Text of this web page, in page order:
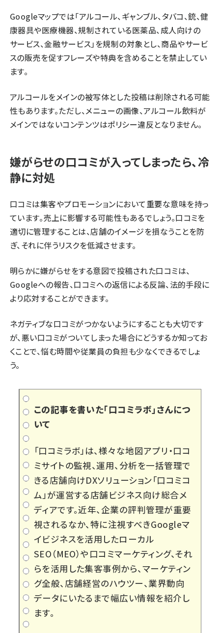
Googleマップでは「アルコール、ギャンブル、タバコ、銃、健
康器具や医療機器、規制されている医薬品、成人向けの
サービス、金融サービス」を規制の対象とし、商品やサービ
スの販売を促すフレーズや特典を含めることを禁止してい
ます。
アルコールをメインの被写体とした投稿は削除される可能
性もあります。ただし、メニューの画像、アルコール飲料が
メインではないコンテンツはポリシー違反となりません。
嫌がらせの口コミが入ってしまったら、冷
静に対処
口コミは集客やプロモーションにおいて重要な意味を持っ
ています。売上に影響する可能性もあるでしょう。口コミを
適切に管理することは、店舗のイメージを損なうことを防
ぎ、それに伴うリスクを低減させます。
明らかに嫌がらせをする意図で投稿された口コミは、
Googleへの報告、口コミへの返信による反論、法的手段に
より応対することができます。
ネガティブな口コミがつかないようにすることも大切です
が、悪い口コミがついてしまった場合にどうするか知ってお
くことで、悩む時間や従業員の負担も少なくできるでしょ
う。
この記事を書いた「口コミラボ」さんにつ
いて
「口コミラボ」は、様々な地図アプリ・口コ
ミサイトの監視、運用、分析を一括管理で
きる店舗向けDXソリューション「口コミコ
ム」が運営する店舗ビジネス向け総合メ
ディアです。近年、企業の評判管理が重要
視されるなか、特に注視すべきGoogleマ
イビジネスを活用したローカル
SEO（MEO）や口コミマーケティング、それ
らを活用した集客事例から、マーケティン
グ全般、店舗経営のハウツー、業界動向
データにいたるまで幅広い情報を紹介し
ます。